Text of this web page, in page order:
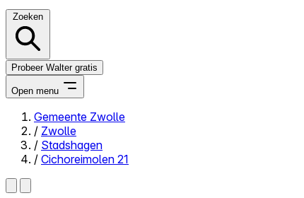
Zoeken
Probeer Walter gratis
Open menu
Close menu
Gemeente Zwolle
/ Zwolle
/ Stadshagen
/ Cichoreimolen 21